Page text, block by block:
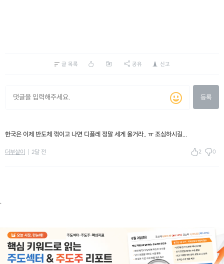
글 목록 공유 신고
등록
한국은 이제 반도체 꺾이고 나면 디플레 정말 세게 올거라.. ㅠ 조심하시길...
더부살이 2달 전 2 0
.